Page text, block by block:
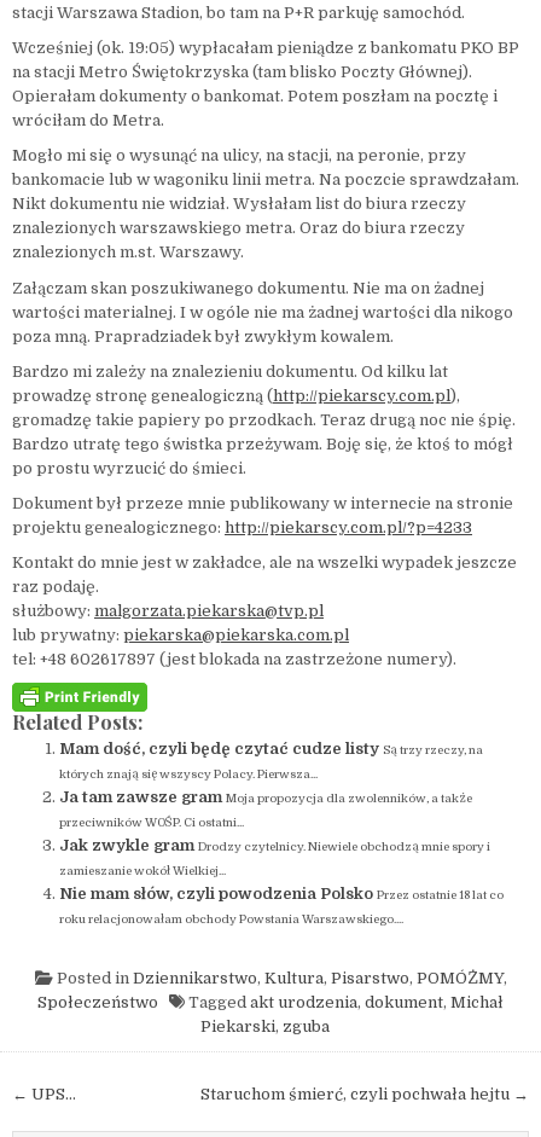
stacji Warszawa Stadion, bo tam na P+R parkuję samochód.
Wcześniej (ok. 19:05) wypłacałam pieniądze z bankomatu PKO BP
na stacji Metro Świętokrzyska (tam blisko Poczty Głównej).
Opierałam dokumenty o bankomat. Potem poszłam na pocztę i
wróciłam do Metra.
Mogło mi się o wysunąć na ulicy, na stacji, na peronie, przy
bankomacie lub w wagoniku linii metra. Na poczcie sprawdzałam.
Nikt dokumentu nie widział. Wysłałam list do biura rzeczy
znalezionych warszawskiego metra. Oraz do biura rzeczy
znalezionych m.st. Warszawy.
Załączam skan poszukiwanego dokumentu. Nie ma on żadnej
wartości materialnej. I w ogóle nie ma żadnej wartości dla nikogo
poza mną. Prapradziadek był zwykłym kowalem.
Bardzo mi zależy na znalezieniu dokumentu. Od kilku lat
prowadzę stronę genealogiczną (http://piekarscy.com.pl),
gromadzę takie papiery po przodkach. Teraz drugą noc nie śpię.
Bardzo utratę tego świstka przeżywam. Boję się, że ktoś to mógł
po prostu wyrzucić do śmieci.
Dokument był przeze mnie publikowany w internecie na stronie
projektu genealogicznego: http://piekarscy.com.pl/?p=4233
Kontakt do mnie jest w zakładce, ale na wszelki wypadek jeszcze
raz podaję.
służbowy: malgorzata.piekarska@tvp.pl
lub prywatny: piekarska@piekarska.com.pl
tel: +48 602617897 (jest blokada na zastrzeżone numery).
Related Posts:
Mam dość, czyli będę czytać cudze listy Są trzy rzeczy, na
których znają się wszyscy Polacy. Pierwsza...
Ja tam zawsze gram Moja propozycja dla zwolenników, a także
przeciwników WOŚP. Ci ostatni...
Jak zwykle gram Drodzy czytelnicy. Niewiele obchodzą mnie spory i
zamieszanie wokół Wielkiej...
Nie mam słów, czyli powodzenia Polsko Przez ostatnie 18 lat co
roku relacjonowałam obchody Powstania Warszawskiego....
Posted in Dziennikarstwo, Kultura, Pisarstwo, POMÓŻMY,
Społeczeństwo
Tagged akt urodzenia, dokument, Michał
Piekarski, zguba
Nawigacja wpisuStaruchom śmierć, czyli pochwała hejtu →
← UPS…